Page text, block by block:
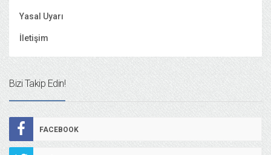
Yasal Uyarı
İletişim
Bizi Takip Edin!
FACEBOOK